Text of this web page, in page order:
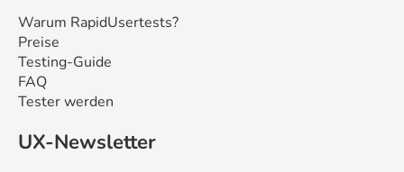
Warum RapidUsertests?
Preise
Testing-Guide
FAQ
Tester werden
UX-Newsletter